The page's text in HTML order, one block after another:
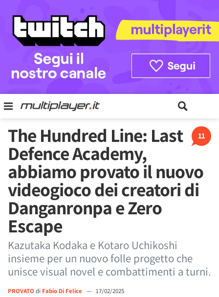
11
The Hundred Line: Last
Defence Academy,
abbiamo provato il nuovo
videogioco dei creatori di
Danganronpa e Zero
Escape
Kazutaka Kodaka e Kotaro Uchikoshi
insieme per un nuovo folle progetto che
unisce visual novel e combattimenti a turni.
PROVATO di Fabio Di Felice — 17/02/2025